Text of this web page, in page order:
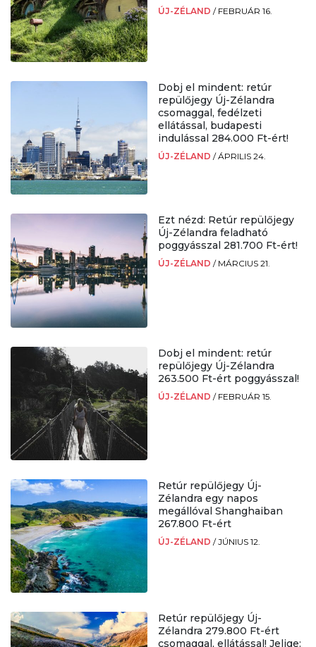
ÚJ-ZÉLAND / FEBRUÁR 16.
Dobj el mindent: retúr
repülőjegy Új-Zélandra
csomaggal, fedélzeti
ellátással, budapesti
indulással 284.000 Ft-ért!
ÚJ-ZÉLAND /ÁPRILIS 24.
Ezt nézd: Retúr repülőjegy
Új-Zélandra feladható
poggyásszal 281.700 Ft-ért!
ÚJ-ZÉLAND / MÁRCIUS 21.
Dobj el mindent: retúr
repülőjegy Új-Zélandra
263.500 Ft-ért poggyásszal!
ÚJ-ZÉLAND / FEBRUÁR 15.
Retúr repülőjegy Új-
Zélandra egy napos
megállóval Shanghaiban
267.800 Ft-ért
ÚJ-ZÉLAND /JÚNIUS 12.
Retúr repülőjegy Új-
Zélandra 279.800 Ft-ért
csomaggal, ellátással! Jelige: